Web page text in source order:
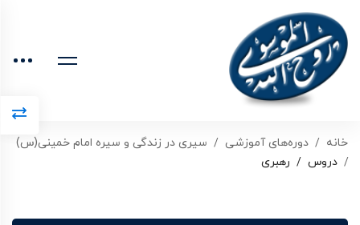
خانه دوره‌های آموزشی
سیری در زندگی و سیره امام خمینی(س)
دروس
رهبری